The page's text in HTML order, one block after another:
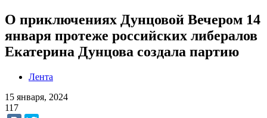
О приключениях Дунцовой Вечером 14
января протеже российских либералов
Екатерина Дунцова создала партию
Лента
15 января, 2024
117